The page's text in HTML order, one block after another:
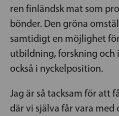
ren finländsk mat som
bönder. Den gröna
samtidigt en möjlighet
utbildning, forskning
också i nyckelposition.
Jag är så tacksam för att
där vi själva får vara med